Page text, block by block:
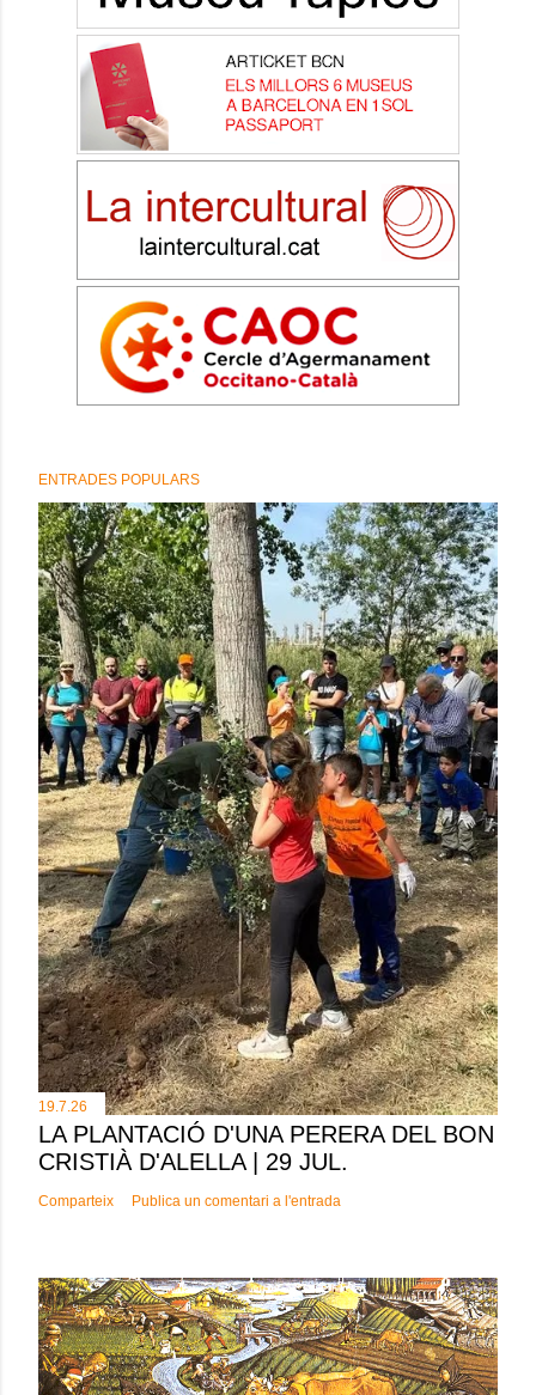
ENTRADES POPULARS
19.7.26
LA PLANTACIÓ D'UNA PERERA DEL BON
CRISTIÀ D'ALELLA | 29 JUL.
Comparteix Publica un comentari a l'entrada